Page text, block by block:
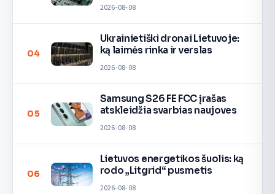
2026-08-08
04
Ukrainietiški dronai Lietuvoje:
ką laimės rinka ir verslas
2026-08-08
05
Samsung S26 FE FCC įrašas
atskleidžia svarbias naujoves
2026-08-08
06
Lietuvos energetikos šuolis: ką
rodo „Litgrid“ pusmetis
2026-08-08